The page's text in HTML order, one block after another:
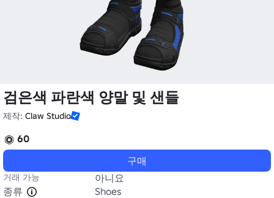
검은색 파란색 양말 및 샌들
제작: Claw Studio
60
구매
거래 가능
아니요
종류
Shoes